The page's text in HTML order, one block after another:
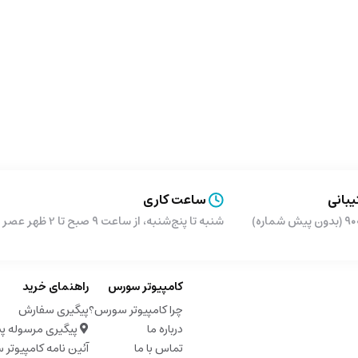
ساعت کاری
شنبه تا پنج‌شنبه، از ساعت ۹ صبح تا 2 ظهر عصر از ساعت 5 تا 9 شب
کامپیوتر سورس
چرا کامپیوتر سورس؟
درباره ما
تماس با ما
راهنمای خرید
پیگیری سفارش
پیگیری مرسوله
آئین نامه